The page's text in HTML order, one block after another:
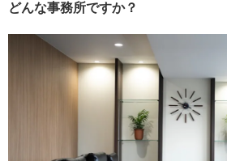
どんな事務所ですか？